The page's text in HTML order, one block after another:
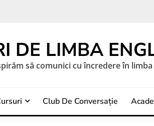
DE LIMBA
să comunici cu încredere în limba
Club De Conversație